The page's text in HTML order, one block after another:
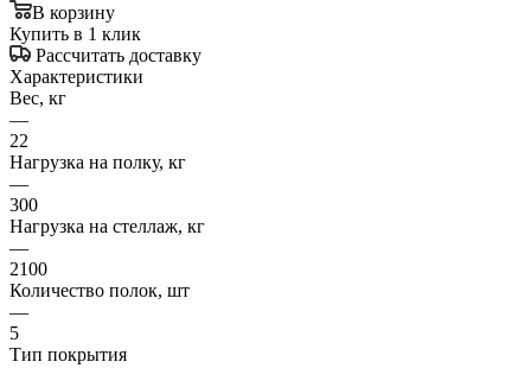
В корзину
Купить в 1 клик
Рассчитать доставку
Характеристики
Вес, кг
—
22
Нагрузка на полку, кг
—
300
Нагрузка на стеллаж, кг
—
2100
Количество полок, шт
—
5
Тип покрытия